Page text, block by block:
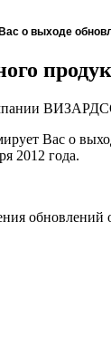
о выходе
Вас о
2012 года.